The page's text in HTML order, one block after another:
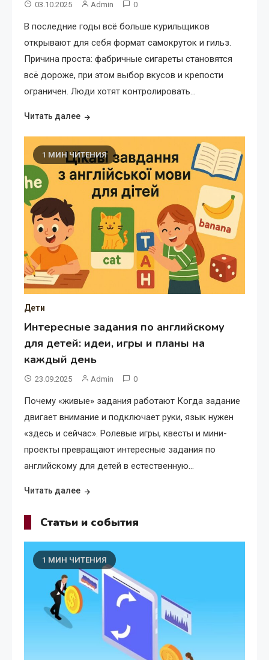
03.10.2025 Admin 0
В последние годы всё больше курильщиков
открывают для себя формат самокруток и гильз.
Причина проста: фабричные сигареты становятся
всё дороже, при этом выбор вкусов и крепости
ограничен. Люди хотят контролировать…
Читать далее
1 МИН ЧИТЕНИЯ
Дети
Интересные задания по английскому
для детей: идеи, игры и планы на
каждый день
23.09.2025 Admin 0
Почему «живые» задания работают Когда задание
двигает внимание и подключает руки, язык нужен
«здесь и сейчас». Ролевые игры, квесты и мини-
проекты превращают интересные задания по
английскому для детей в естественную…
Читать далее
Статьи и события
1 МИН ЧИТЕНИЯ